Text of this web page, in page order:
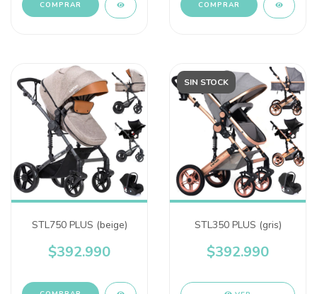
STL750 PLUS (beige)
$392.990
SIN STOCK
STL350 PLUS (gris)
$392.990